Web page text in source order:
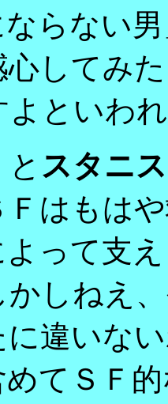
らない
してみ
よといわ
スタニ
はもは
って支
かしねえ
に違いな
てＳＦ